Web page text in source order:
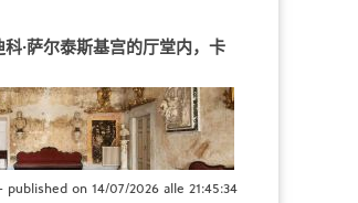
科·萨尔泰斯基宫的厅堂内，卡
- published on 14/07/2026 alle 21:45:34